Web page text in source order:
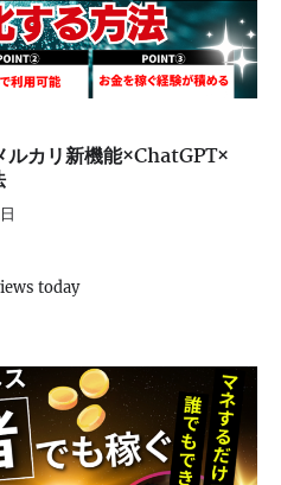
ルカリ新機能×ChatGPT×
today